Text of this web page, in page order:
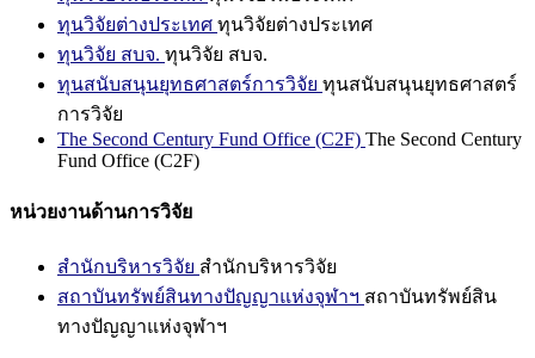
ทุนวิจัยต่างประเทศ ทุนวิจัยต่างประเทศ
ทุนวิจัย สบจ. ทุนวิจัย สบจ.
ทุนสนับสนุนยุทธศาสตร์การวิจัย ทุนสนับสนุนยุทธศาสตร์
การวิจัย
The Second Century Fund Office (C2F) The Second Century
Fund Office (C2F)
หน่วยงานด้านการวิจัย
สำนักบริหารวิจัย สำนักบริหารวิจัย
สถาบันทรัพย์สินทางปัญญาแห่งจุฬาฯ สถาบันทรัพย์สิน
ทางปัญญาแห่งจุฬาฯ